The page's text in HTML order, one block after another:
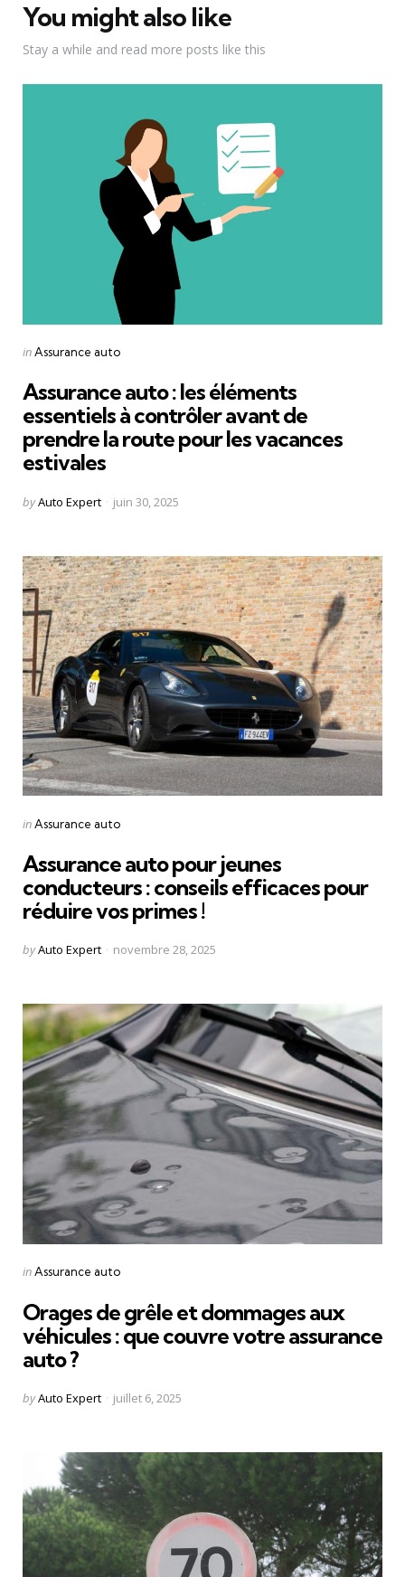
You might also like
Stay a while and read more posts like this
Categories
Posted
inAssurance auto
Assurance auto : les éléments
essentiels à contrôler avant de
prendre la route pour les vacances
estivales
Posted
byAuto Expert juin 30, 2025
Categories
Posted
inAssurance auto
Assurance auto pour jeunes
conducteurs : conseils efficaces pour
réduire vos primes !
Posted
byAuto Expert novembre 28, 2025
Categories
Posted
inAssurance auto
Orages de grêle et dommages aux
véhicules : que couvre votre assurance
auto ?
Posted
byAuto Expert juillet 6, 2025